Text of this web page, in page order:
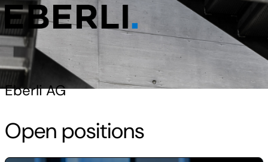
Eberli AG
Open positions